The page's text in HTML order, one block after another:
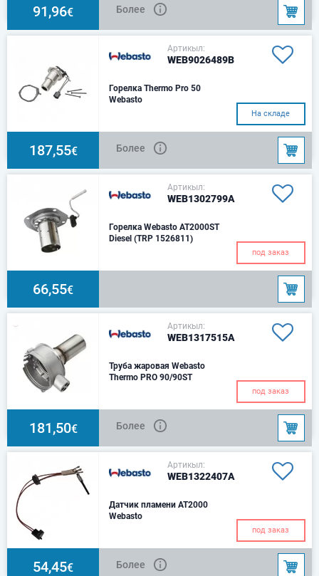
91,96€ Более
Артикыл:
WEB9026489B
Горелка Thermo Pro 50
Webasto
На складе
187,55€ Более
Артикыл:
WEB1302799A
Горелка Webasto AT2000ST
Diesel (TRP 1526811)
под заказ
66,55€
Артикыл:
WEB1317515A
Труба жаровая Webasto
Thermo PRO 90/90ST
под заказ
181,50€ Более
Артикыл:
WEB1322407A
Датчик пламени AT2000
Webasto
под заказ
54,45€ Более